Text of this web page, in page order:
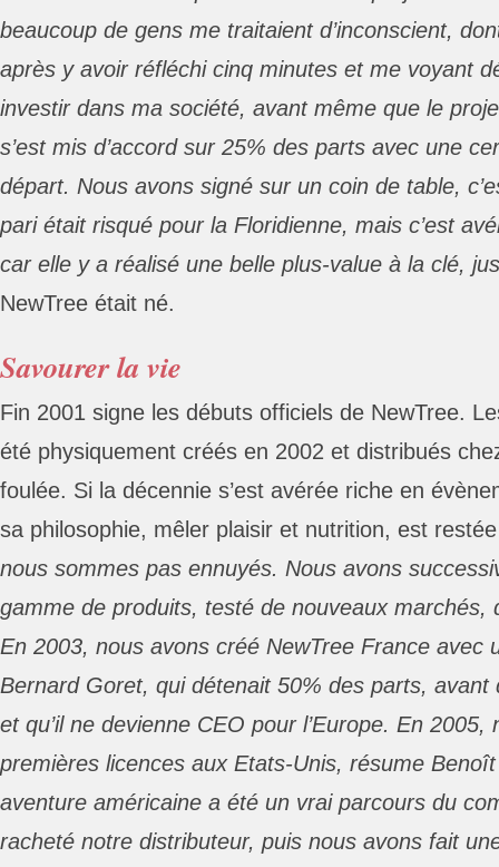
beaucoup de gens me traitaient d’inconscient,
après y avoir réfléchi cinq minutes et me voyant
investir dans ma société, avant même que le
s’est mis d’accord sur 25% des parts avec une
départ. Nous avons signé sur un coin de table,
pari était risqué pour la Floridienne, mais c’est
car elle y a réalisé une belle plus-value à la clé,
NewTree était né.
Savourer la vie
Fin 2001 signe les débuts officiels de NewTree.
été physiquement créés en 2002 et distribués
foulée. Si la décennie s’est avérée riche en
sa philosophie, mêler plaisir et nutrition, est
nous sommes pas ennuyés. Nous avons
gamme de produits, testé de nouveaux
En 2003, nous avons créé NewTree France avec
Bernard Goret, qui détenait 50% des parts, avant
et qu’il ne devienne CEO pour l’Europe. En
premières licences aux Etats-Unis, résume
aventure américaine a été un vrai parcours du
racheté notre distributeur, puis nous avons fait